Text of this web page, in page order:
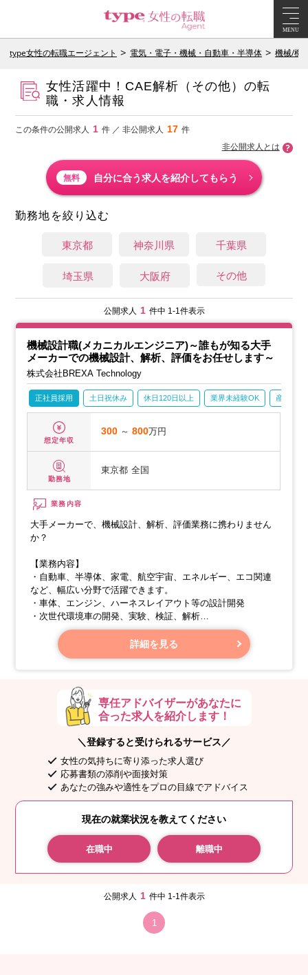
MENU
type女性の転職エージェント 電気・電子・機械・自動車・半導体 機械/機
女性活躍中！CAE解析（その他）の転
職・求人情報
この条件の公開求人 1 件 ／ 非公開求人 17 件
非公開求人とは
無料 自分に合う求人を紹介してもらう
勤務地を絞り込む
東京都 神奈川県 千葉県
埼玉県 大阪府 その他
公開求人 1 件中 1-1件表示
機械設計職(メカニカルエンジニア)～誰もが知る大手
メーカーでの機械設計、解析、評価をお任せします～
株式会社BREXA Technology
正社員採用 土日祝休み 休日120日以上 業界未経験OK 産休・育
想定年収
300 ～800万円
勤務地
東京都 全国
業務内容
大手メーカーで、機械設計、解析、評価業務に携わりません
か？
【業務内容】
・自動車、半導体、家電、航空宇宙、エネルギー、エコ関連
など、幅広い分野で活躍できます。
・車体、エンジン、ハーネスレイアウト等の設計開発
・次世代環境車の開発、実験、検証、解析
・自動車電装部品開発
・ハイブリッド車、電気自動車、低燃費車の設計開発
詳細を見る
専任アドバイザーがあなたに
合った求人を紹介します！
＼登録すると受けられるサービス／
女性の気持ちに寄り添った求人選び
応募書類の添削や面接対策
あなたの強みや適性をプロの目線でアドバイス
現在の就業状況を教えてください
在職中 離職中
公開求人 1 件中 1-1件表示
1